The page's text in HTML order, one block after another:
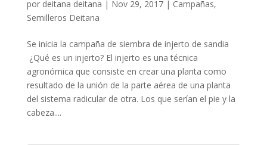
por deitana deitana | Nov 29, 2017| Campañas,
Semilleros Deitana
Se inicia la campaña de siembra de injerto de sandia
¿Qué es un injerto? El injerto es una técnica
agronómica que consiste en crear una planta como
resultado de la unión de la parte aérea de una planta
del sistema radicular de otra. Los que serían el pie y la
cabeza....